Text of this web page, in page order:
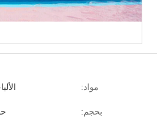
مواد:
بحجم: